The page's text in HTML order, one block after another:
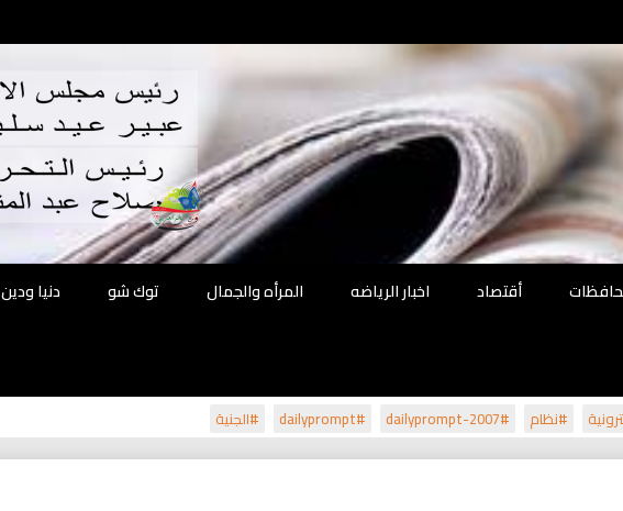
الحلم
أقتصاد اخبار الرياضه المرأه والجمال توك شو دنيا ودين
#نظام #dailyprompt-2007
#dailyprompt #الجنية